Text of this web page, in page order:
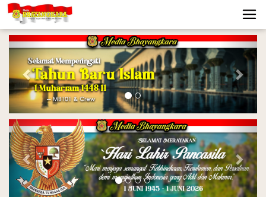
Previous Next
Previous Next